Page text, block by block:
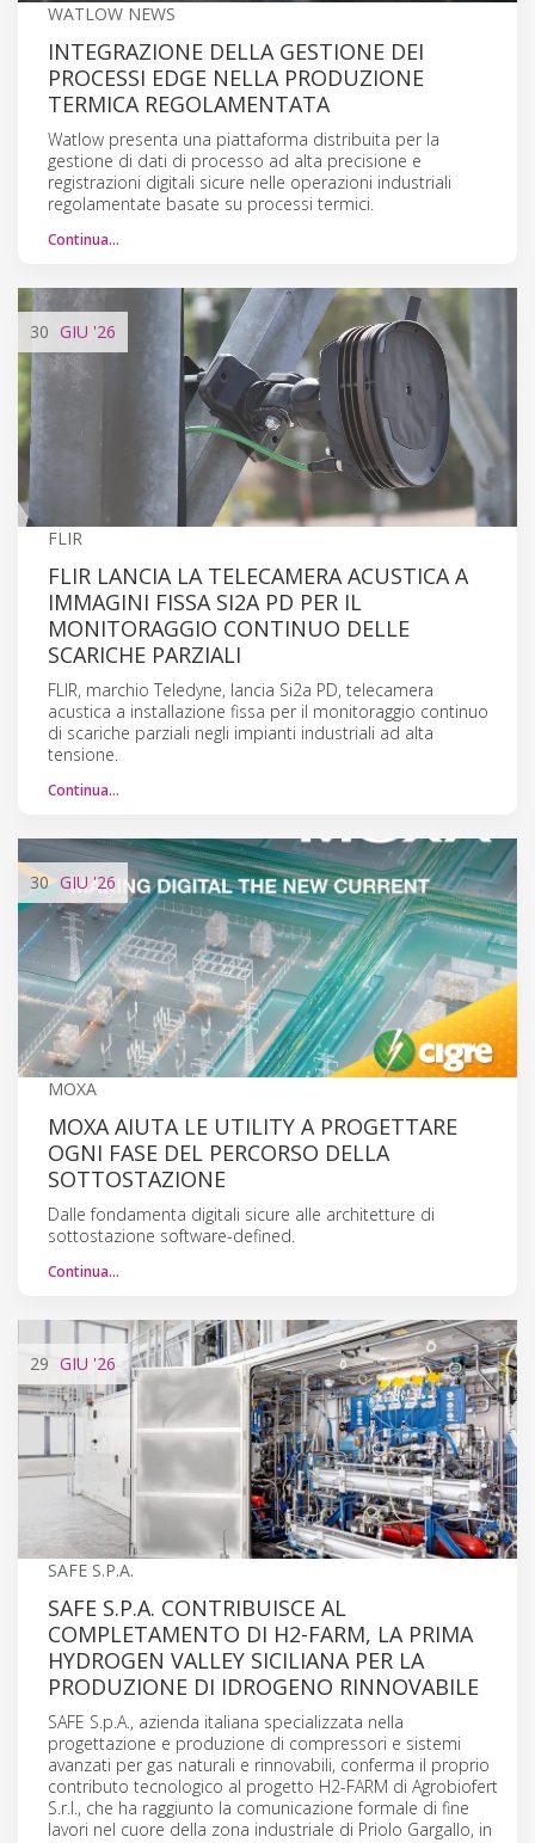
WATLOW NEWS
INTEGRAZIONE DELLA GESTIONE DEI
PROCESSI EDGE NELLA PRODUZIONE
TERMICA REGOLAMENTATA
Watlow presenta una piattaforma distribuita per la
gestione di dati di processo ad alta precisione e
registrazioni digitali sicure nelle operazioni industriali
regolamentate basate su processi termici.
Continua…
30 GIU '26
FLIR
FLIR LANCIA LA TELECAMERA ACUSTICA A
IMMAGINI FISSA SI2A PD PER IL
MONITORAGGIO CONTINUO DELLE
SCARICHE PARZIALI
FLIR, marchio Teledyne, lancia Si2a PD, telecamera
acustica a installazione fissa per il monitoraggio continuo
di scariche parziali negli impianti industriali ad alta
tensione.
Continua…
30 GIU '26
MOXA
MOXA AIUTA LE UTILITY A PROGETTARE
OGNI FASE DEL PERCORSO DELLA
SOTTOSTAZIONE
Dalle fondamenta digitali sicure alle architetture di
sottostazione software-defined.
Continua…
29 GIU '26
SAFE S.P.A.
SAFE S.P.A. CONTRIBUISCE AL
COMPLETAMENTO DI H2-FARM, LA PRIMA
HYDROGEN VALLEY SICILIANA PER LA
PRODUZIONE DI IDROGENO RINNOVABILE
SAFE S.p.A., azienda italiana specializzata nella
progettazione e produzione di compressori e sistemi
avanzati per gas naturali e rinnovabili, conferma il proprio
contributo tecnologico al progetto H2-FARM di Agrobiofert
S.r.l., che ha raggiunto la comunicazione formale di fine
lavori nel cuore della zona industriale di Priolo Gargallo, in